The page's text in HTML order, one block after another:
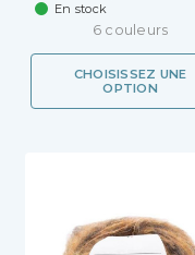
En stock
6 couleurs
CHOISISSEZ UNE
OPTION